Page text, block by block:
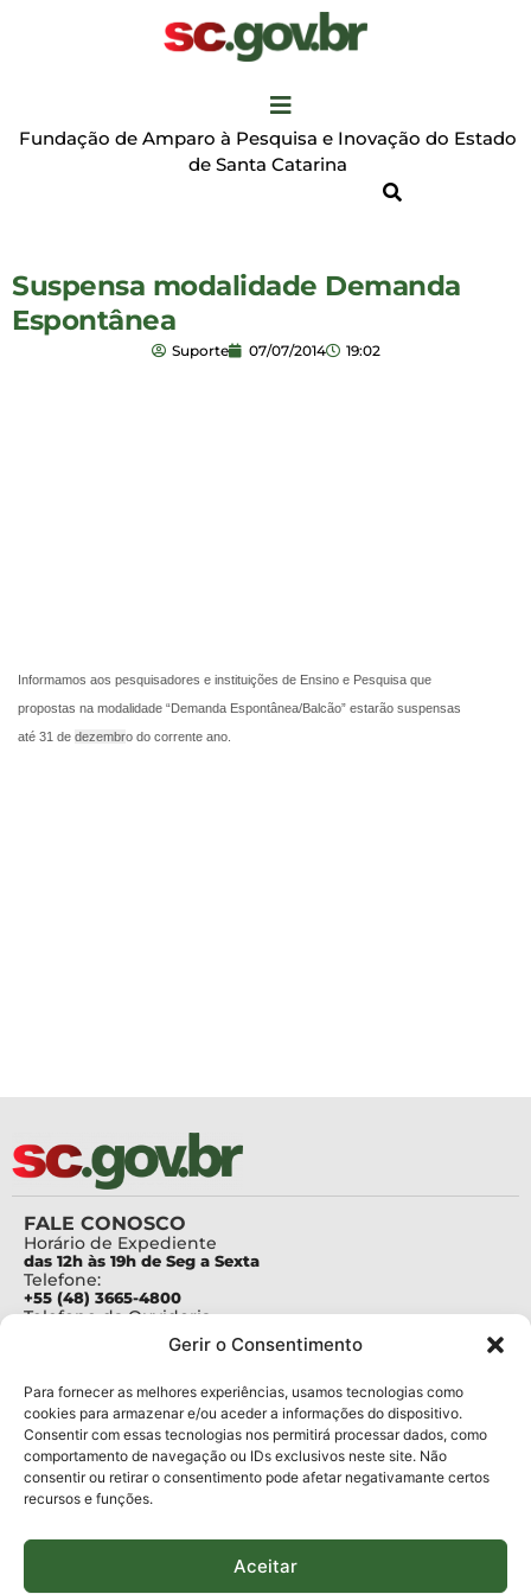
Gerir o Consentimento
Para fornecer as melhores experiências, usamos tecnologias como
cookies para armazenar e/ou aceder a informações do dispositivo.
Consentir com essas tecnologias nos permitirá processar dados, como
comportamento de navegação ou IDs exclusivos neste site. Não
consentir ou retirar o consentimento pode afetar negativamante certos
recursos e funções.
Aceitar
Fundação de Amparo à Pesquisa e Inovação do Estado
de Santa Catarina
Suspensa modalidade Demanda
Espontânea
Suporte 07/07/2014 19:02
Informamos aos pesquisadores e instituições de Ensino e Pesquisa que
propostas na modalidade “Demanda Espontânea/Balcão” estarão suspensas
até 31 de dezembro do corrente ano.
FALE CONOSCO
Horário de Expediente
das 12h às 19h de Seg a Sexta
Telefone:
+55 (48) 3665-4800
Telefone da Ouvidoria
Para assuntos relacionados à Pesquisa
pesquisa@fapesc.sc.gov.br
Para assuntos relacionados à Inovação
inovacao@fapesc.sc.gov.br
Para assuntos relacionados à Bolsas
bolsas@fapesc.sc.gov.br
Para assuntos relacionados à Prestação de Contas
Para assuntos relacionados à Plataforma
plataforma@fapesc.sc.gov.br